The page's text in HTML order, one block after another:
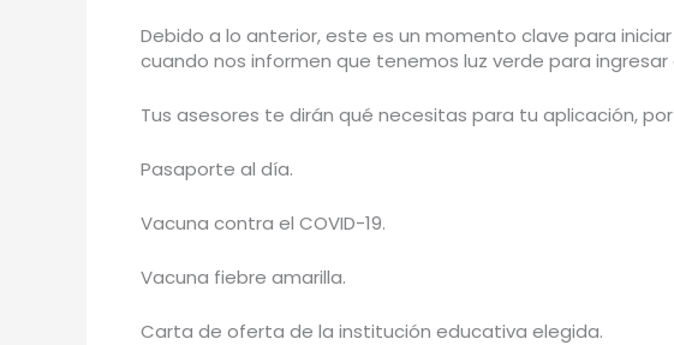
Debido a lo anterior, este es un momento clave para
cuando nos informen que tenemos luz verde para
Tus asesores te dirán qué necesitas para tu aplicación,
Pasaporte al día.
Vacuna contra el COVID-19.
Vacuna fiebre amarilla.
Carta de oferta de la institución educativa elegida.